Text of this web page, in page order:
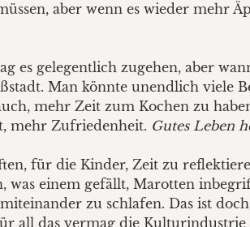
aber wenn es wieder mehr
es gelegentlich zugehen, aber
Man könnte unendlich viele
mehr Zeit zum Kochen zu
mehr Zufriedenheit. Gutes Leben
für die Kinder, Zeit zu
einem gefällt, Marotten
zu schlafen. Das ist
all das vermag die Kulturindustrie